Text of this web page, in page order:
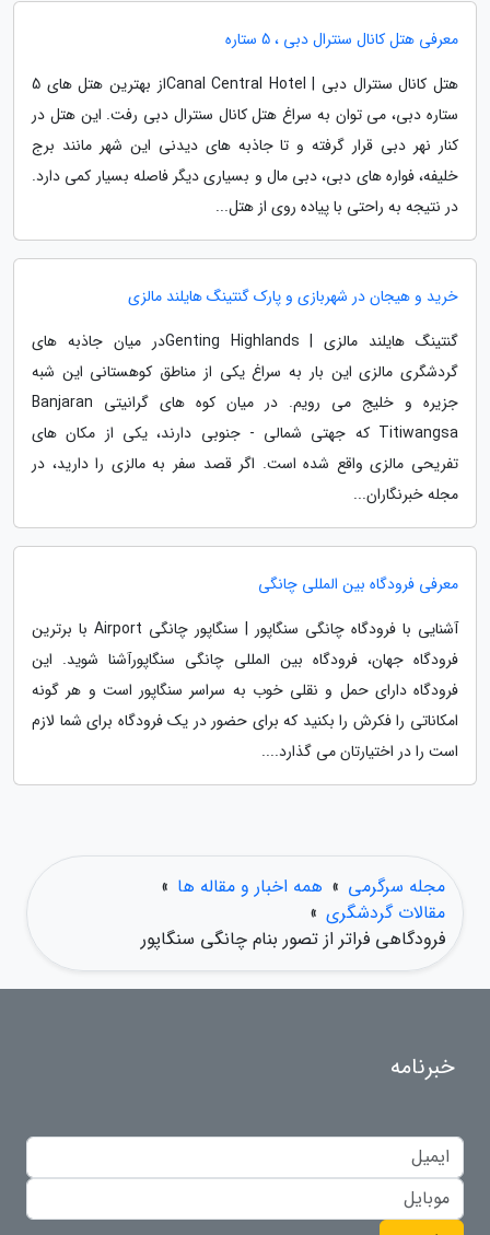
معرفی هتل کانال سنترال دبی ، 5 ستاره
هتل کانال سنترال دبی | Canal Central Hotelاز بهترین هتل های 5
ستاره دبی، می توان به سراغ هتل کانال سنترال دبی رفت. این هتل در
کنار نهر دبی قرار گرفته و تا جاذبه های دیدنی این شهر مانند برج
خلیفه، فواره های دبی، دبی مال و بسیاری دیگر فاصله بسیار کمی دارد.
در نتیجه به راحتی با پیاده روی از هتل...
خرید و هیجان در شهربازی و پارک گنتینگ هایلند مالزی
گنتینگ هایلند مالزی | Genting Highlandsدر میان جاذبه های
گردشگری مالزی این بار به سراغ یکی از مناطق کوهستانی این شبه
جزیره و خلیج می رویم. در میان کوه های گرانیتی Banjaran
Titiwangsa که جهتی شمالی - جنوبی دارند، یکی از مکان های
تفریحی مالزی واقع شده است. اگر قصد سفر به مالزی را دارید، در
مجله خبرنگاران...
معرفی فرودگاه بین المللی چانگی
آشنایی با فرودگاه چانگی سنگاپور | سنگاپور چانگی Airport با برترین
فرودگاه جهان، فرودگاه بین المللی چانگی سنگاپورآشنا شوید. این
فرودگاه دارای حمل و نقلی خوب به سراسر سنگاپور است و هر گونه
امکاناتی را فکرش را بکنید که برای حضور در یک فرودگاه برای شما لازم
است را در اختیارتان می گذارد....
مجله سرگرمی » همه اخبار و مقاله ها »
مقالات گردشگری »
فرودگاهی فراتر از تصور بنام چانگی سنگاپور
خبرنامه